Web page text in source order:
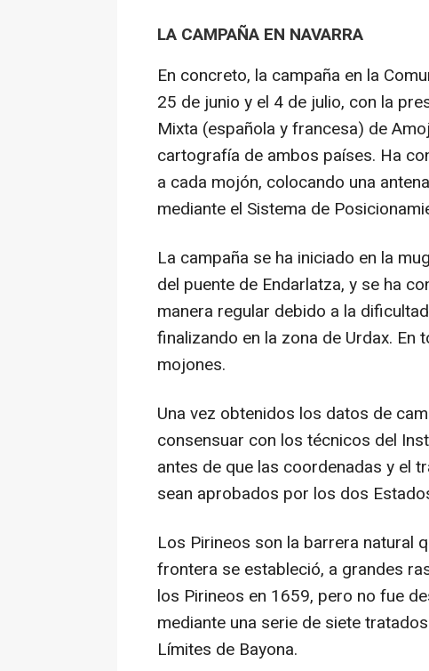
LA CAMPAÑA EN NAVARRA
En concreto, la campaña en la
25 de junio y el 4 de julio, con la
Mixta (española y francesa) de
cartografía de ambos países. Ha
a cada mojón, colocando una
mediante el Sistema de
La campaña se ha iniciado en la
del puente de Endarlatza, y se ha
manera regular debido a la
finalizando en la zona de Urdax. En
mojones.
Una vez obtenidos los datos de
consensuar con los técnicos del
antes de que las coordenadas y el
sean aprobados por los dos
Los Pirineos son la barrera natural
frontera se estableció, a grandes
los Pirineos en 1659, pero no fue
mediante una serie de siete
Límites de Bayona.